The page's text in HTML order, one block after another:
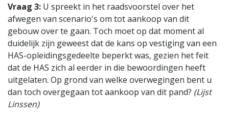
Vraag 3: U spreekt in het raadsvoorstel over het
afwegen van scenario's om tot aankoop van dit
gebouw over te gaan. Toch moet op dat moment al
duidelijk zijn geweest dat de kans op vestiging van een
HAS-opleidingsgedeelte beperkt was, gezien het feit
dat de HAS zich al eerder in die bewoordingen heeft
uitgelaten. Op grond van welke overwegingen bent u
dan toch overgegaan tot aankoop van dit pand? (Lijst
Linssen)